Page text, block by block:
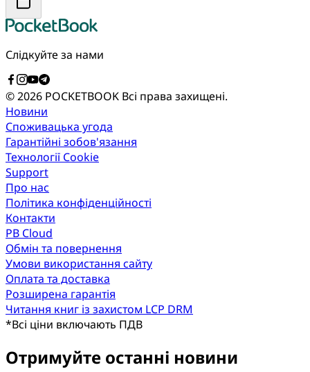
Слідкуйте за нами
© 2026 POCKETBOOK Всі права захищені.
Новини
Споживацька угода
Гарантійні зобов'язання
Технології Cookie
Support
Про нас
Політика конфіденційності
Контакти
PB Cloud
Обмін та повернення
Умови використання сайту
Оплата та доставка
Розширена гарантія
Читання книг із захистом LCP DRM
*Всі ціни включають ПДВ
Отримуйте останні новини